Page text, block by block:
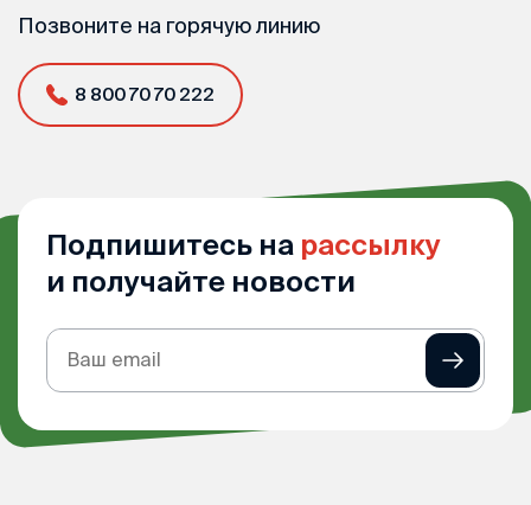
Позвоните на горячую линию
8 800 70 70 222
Подпишитесь на рассылку
и получайте новости
Подписка
на